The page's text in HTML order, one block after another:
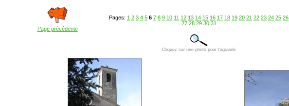
Page précédente
Pages: 1 2 3 4 5 6 7 8 9 10 11 12 13 14 15 16 17 18 19 20 21 22 23 24 25 26
27 28 29 30 31
Cliquez sur une photo pour l'agrandir